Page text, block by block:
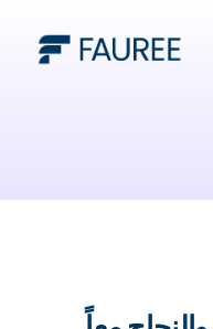
Our Story